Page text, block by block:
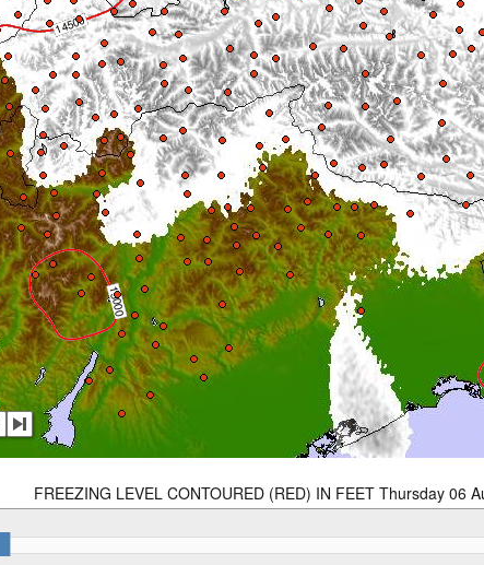
FREEZING LEVEL CONTOURED (RED) IN FEET Thursday 06